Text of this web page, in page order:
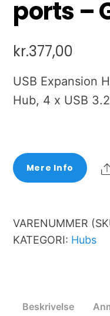
ports –
kr.377,00
USB Expansion
Hub, 4 x USB
Mere Info
VARENUMMER
KATEGORI: Hubs
Beskrivelse